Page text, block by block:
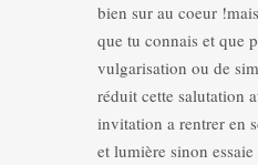
bien sur au coeur
que tu connais et que
vulgarisation ou de
réduit cette salutation
invitation a rentrer en
et lumière sinon essaie